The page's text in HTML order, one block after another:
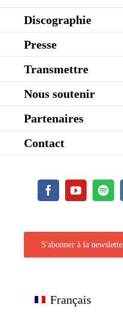
Discographie
Presse
Transmettre
Nous soutenir
Partenaires
Contact
FacebookYouTube
S'abonner à la
Français